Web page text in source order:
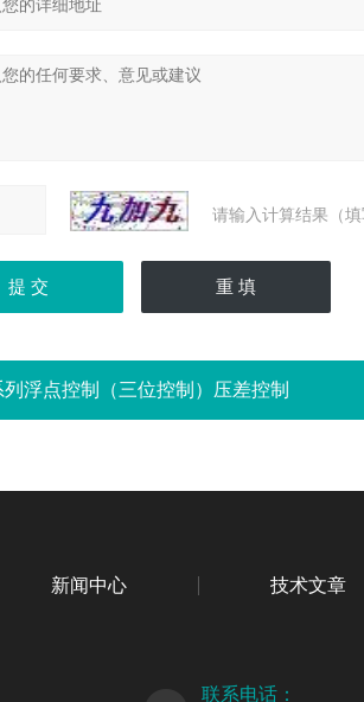
请输入计算结果（
浮点控制（三位控制）压差控制
新闻中心 技术文章
联系电话：